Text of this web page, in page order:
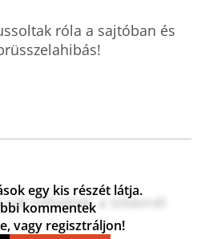
róla a sajtóban és
nőhettek, a többinél
egy kis részét látja.
kommentek
vagy regisztráljon!